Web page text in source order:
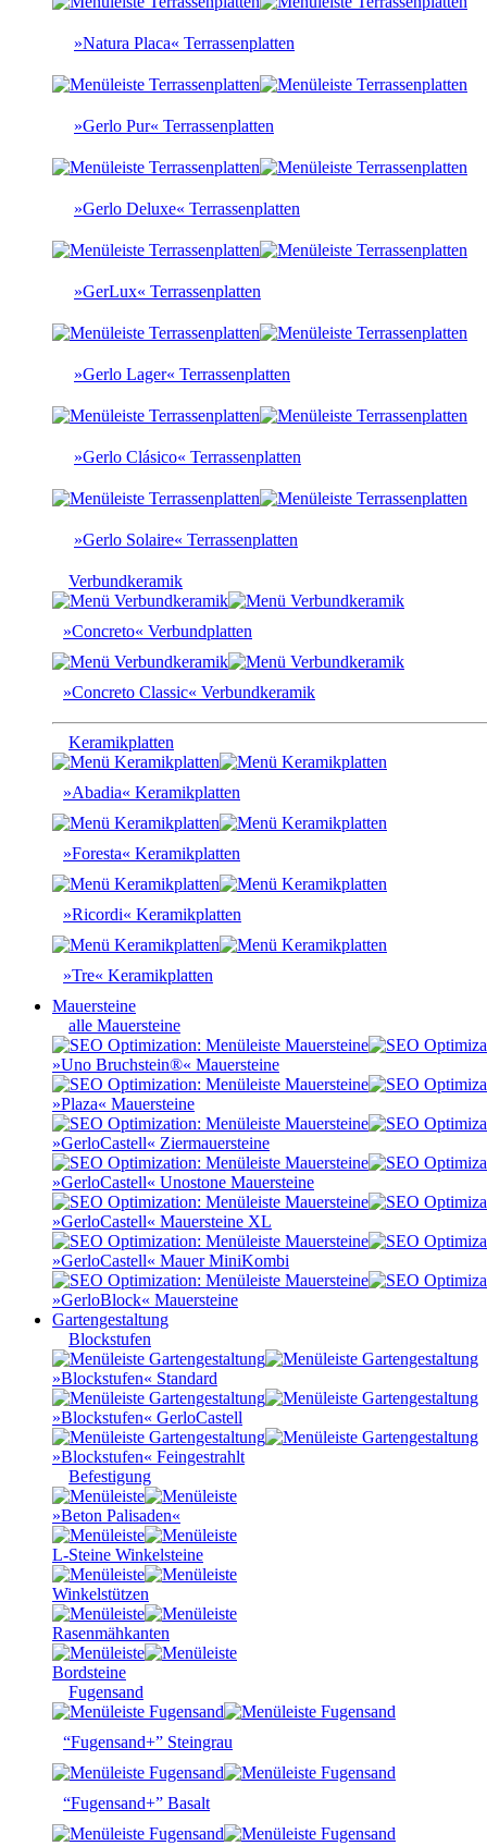
»Natura Placa« Terrassenplatten
»Gerlo Pur« Terrassenplatten
»Gerlo Deluxe« Terrassenplatten
»GerLux« Terrassenplatten
»Gerlo Lager« Terrassenplatten
»Gerlo Clásico« Terrassenplatten
»Gerlo Solaire« Terrassenplatten
Verbundkeramik
»Concreto« Verbundplatten
»Concreto Classic« Verbundkeramik
Keramikplatten
»Abadia« Keramikplatten
»Foresta« Keramikplatten
»Ricordi« Keramikplatten
»Tre« Keramikplatten
Mauersteine
alle Mauersteine
»Uno Bruchstein®« Mauersteine
»Plaza« Mauersteine
»GerloCastell« Ziermauersteine
»GerloCastell« Unostone Mauersteine
»GerloCastell« Mauersteine XL
»GerloCastell« Mauer MiniKombi
»GerloBlock« Mauersteine
Gartengestaltung
Blockstufen
»Blockstufen« Standard
»Blockstufen« GerloCastell
»Blockstufen« Feingestrahlt
Befestigung
»Beton Palisaden«
L-Steine Winkelsteine
Winkelstützen
Rasenmähkanten
Bordsteine
Fugensand
“Fugensand+” Steingrau
“Fugensand+” Basalt